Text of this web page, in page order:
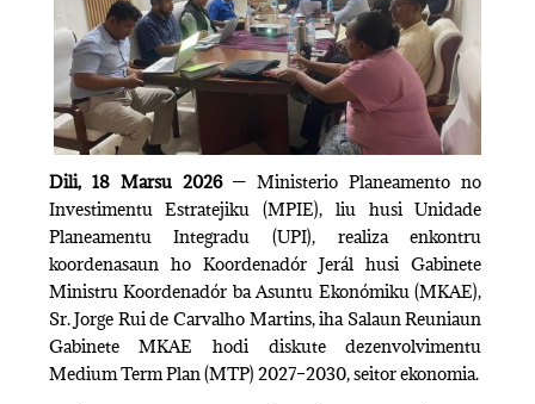
Dili, 18 Marsu 2026— Ministerio Planeamento no
Investimentu Estratejiku (MPIE), liu husi Unidade
Planeamentu Integradu (UPI), realiza enkontru
koordenasaun ho Koordenadór Jerál husi Gabinete
Ministru Koordenadór ba Asuntu Ekonómiku (MKAE),
Sr. Jorge Rui de Carvalho Martins, iha Salaun Reuniaun
Gabinete MKAE hodi diskute dezenvolvimentu
Medium Term Plan (MTP) 2027–2030, seitor ekonomia.